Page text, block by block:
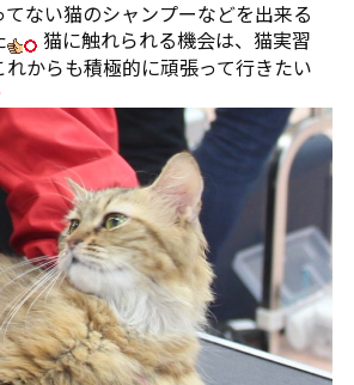
ない猫のシャンプーなどを出来る
猫に触れられる機会は、猫実習
からも積極的に頑張って行きたい